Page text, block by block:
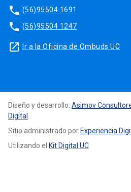
phone (56)95504 1691
phone (56)95504 1247
launch Ir a la Oficina de Ombuds UC
Diseño y desarrollo: Asimov
Digital
Sitio administrado por Experiencia
Utilizando el Kit Digital UC